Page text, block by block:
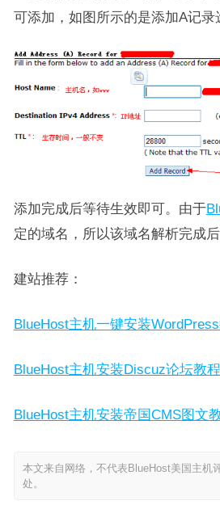
可添加，如图所示的是添加A记录
添加完成后等待生效即可。由于
定的域名，所以该域名解析完成
建站推荐：
BlueHost主机一键安装
BlueHost主机安装Discuz论坛教程
BlueHost主机安装帝国CMS图文
本文来自网络，不代表BlueHost美国主机
处。